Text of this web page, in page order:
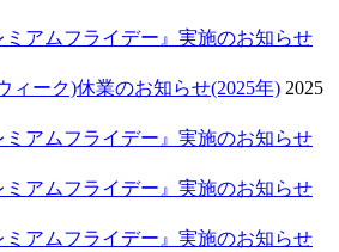
ミアムフライデー』実施のお知らせ
ィーク)休業のお知らせ(2025年) 2025
ミアムフライデー』実施のお知らせ
ミアムフライデー』実施のお知らせ
ミアムフライデー』実施のお知らせ